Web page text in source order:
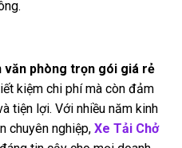
văn phòng trọn gói giá rẻ
kiệm chi phí mà còn đảm
tiện lợi. Với nhiều năm kinh
chuyên nghiệp, Xe Tải Chở